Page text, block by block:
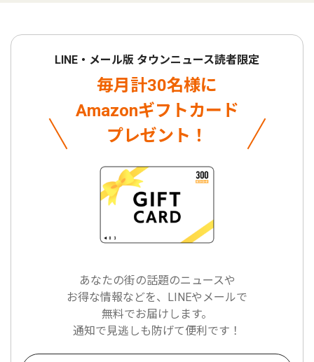
LINE・メール版 タウンニュース読者限定
毎月計30名様に
Amazonギフトカード
プレゼント！
あなたの街の話題のニュースや
お得な情報などを、LINEやメールで
無料でお届けします。
通知で見逃しも防げて便利です！